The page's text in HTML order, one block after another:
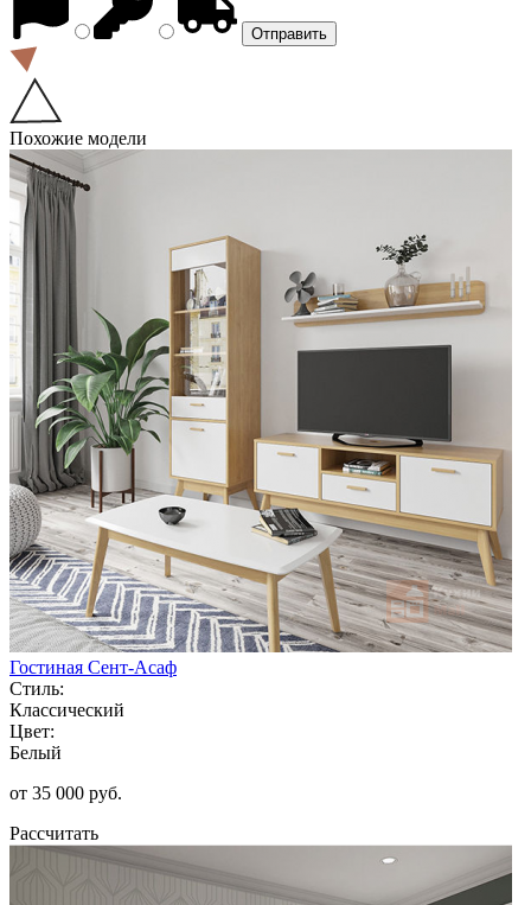
Похожие модели
Гостиная Сент-Асаф
Стиль:
Классический
Цвет:
Белый
от 35 000 руб.
Рассчитать